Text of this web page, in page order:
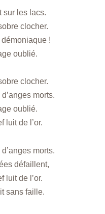
sur les lacs.
clocher.
!
oublié.
clocher.
morts.
oublié.
luit de l’or.
morts.
défaillent,
luit de l’or.
sans faille.